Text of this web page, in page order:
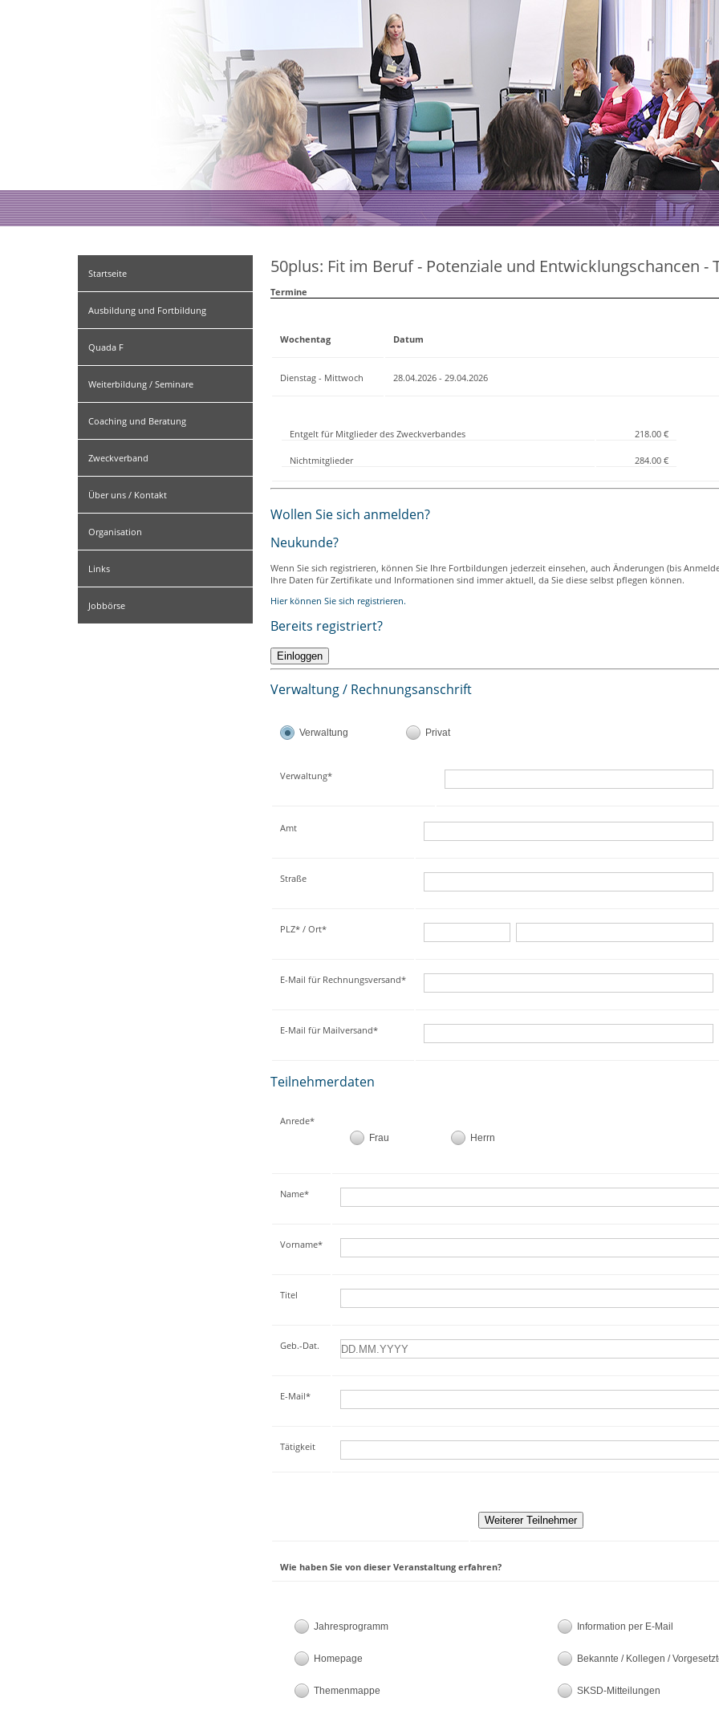
Startseite
Ausbildung und Fortbildung
Quada F
Weiterbildung / Seminare
Coaching und Beratung
Zweckverband
Über uns / Kontakt
Organisation
Links
Jobbörse
50plus: Fit im Beruf - Potenziale und Entwicklungschancen -
Termine
Wochentag Datum
Dienstag - Mittwoch 28.04.2026 - 29.04.2026
Entgelt für Mitglieder des Zweckverbandes 218.00 €
Nichtmitglieder 284.00 €
Wollen Sie sich anmelden?
Neukunde?
Wenn Sie sich registrieren, können Sie Ihre Fortbildungen jederzeit einsehen, auch Änderungen (bis
Ihre Daten für Zertifikate und Informationen sind immer aktuell, da Sie diese selbst pflegen können.
Hier können Sie sich registrieren.
Bereits registriert?
Verwaltung / Rechnungsanschrift
Verwaltung Privat
Verwaltung*
Amt
Straße
PLZ* / Ort*
E-Mail für Rechnungsversand*
E-Mail für Mailversand*
Teilnehmerdaten
Anrede*
Frau Herrn
Name*
Vorname*
Titel
Geb.-Dat.
E-Mail*
Tätigkeit
Wie haben Sie von dieser Veranstaltung erfahren?
Jahresprogramm Information per E-Mail
Homepage Bekannte / Kollegen /
Themenmappe SKSD-Mitteilungen